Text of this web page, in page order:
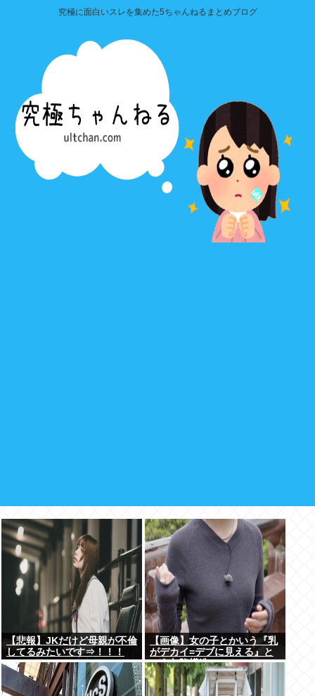
究極に面白いスレを集めた5ちゃんねるまとめブログ
【悲報】JKだけど母親が不倫
してるみたいです⇒！！！
【画像】女の子とかいう『乳
がデカイ=デブに見える』と
いう欠陥構造www